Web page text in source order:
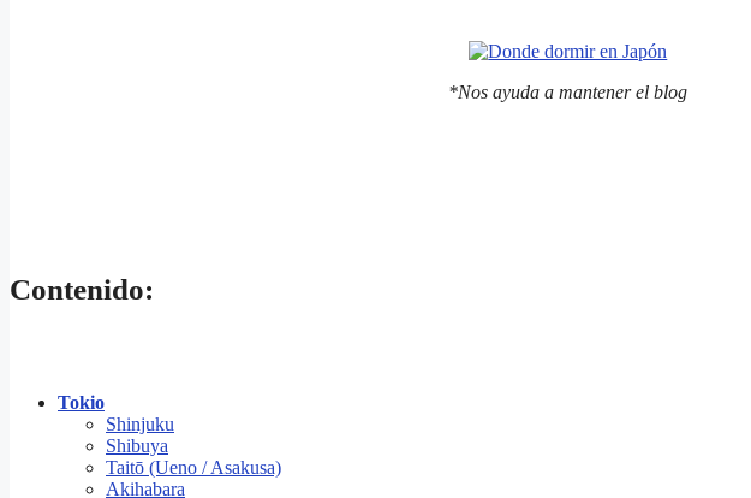
*Nos ayuda a mantener el blog
Contenido:
Tokio
Shinjuku
Shibuya
Taitō (Ueno / Asakusa)
Akihabara